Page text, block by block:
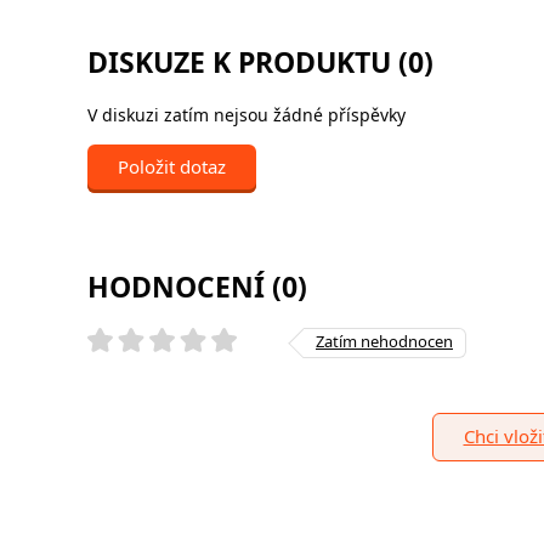
DISKUZE K PRODUKTU (0)
V diskuzi zatím nejsou žádné příspěvky
Položit dotaz
HODNOCENÍ (0)
Zatím nehodnocen
Chci